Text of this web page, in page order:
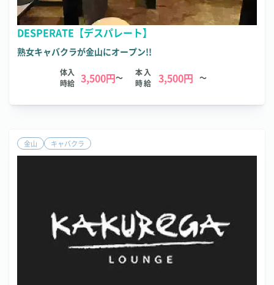
DESPERATE【デスパレート】
熟女キャバクラが金山にオープン!!
体入
時給 3,500円～
本入
時給
3,500円 ～
金山 キャバクラ